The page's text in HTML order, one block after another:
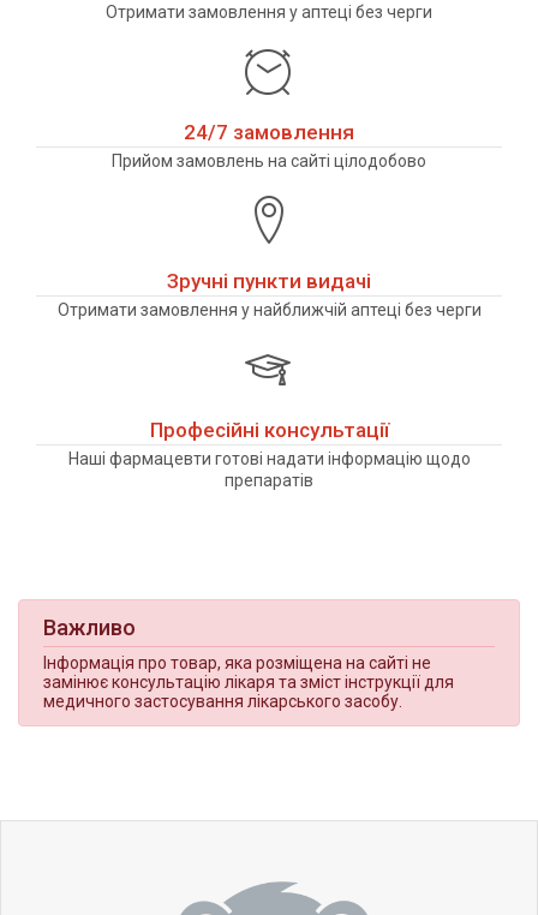
Отримати замовлення у аптеці без черги
24/7 замовлення
Прийом замовлень на сайті цілодобово
Зручні пункти видачі
Отримати замовлення у найближчій аптеці без черги
Професійні консультації
Наші фармацевти готові надати інформацію щодо
препаратів
Важливо
Інформація про товар, яка розміщена на сайті не
замінює консультацію лікаря та зміст інструкції для
медичного застосування лікарського засобу.